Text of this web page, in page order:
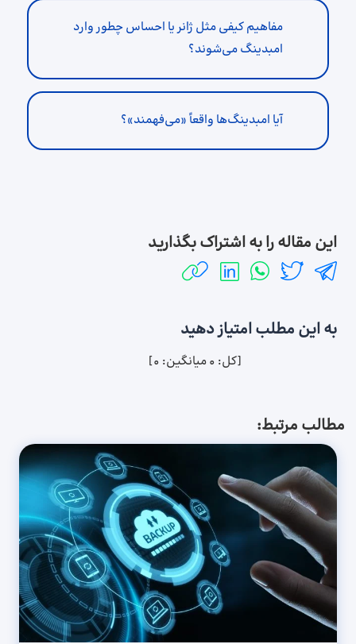
مفاهیم کیفی مثل ژانر یا احساس چطور وارد
امبدینگ می‌شوند؟
آیا امبدینگ‌ها واقعاً «می‌فهمند»؟
این مقاله را به اشتراک بگذارید
به این مطلب امتیاز دهید
[کل: 0میانگین: 0
]
مطالب مرتبط: